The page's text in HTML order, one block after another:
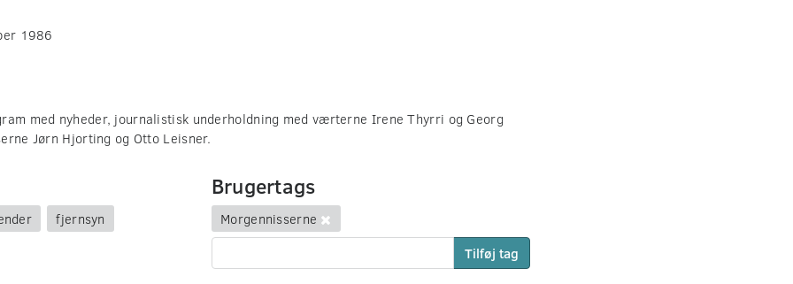
1986
med nyheder, journalistisk underholdning med værterne Irene Thyrri og Georg
Jørn Hjorting og Otto Leisner.
fjernsyn
Brugertags
Morgennisserne
Tilføj tag